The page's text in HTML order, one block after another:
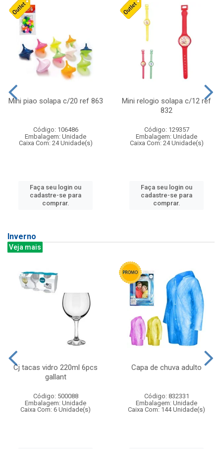
Mini piao solapa c/20 ref 863
Código: 106486
Embalagem: Unidade
Caixa Com: 24 Unidade(s)
Faça seu login ou
cadastre-se para
comprar.
Mini relogio solapa c/12 ref
832
Código: 129357
Embalagem: Unidade
Caixa Com: 24 Unidade(s)
Faça seu login ou
cadastre-se para
comprar.
Inverno
Veja mais
Cj tacas vidro 220ml 6pcs
gallant
Código: 500088
Embalagem: Unidade
Caixa Com: 6 Unidade(s)
Capa de chuva adulto
Código: 832331
Embalagem: Unidade
Caixa Com: 144 Unidade(s)